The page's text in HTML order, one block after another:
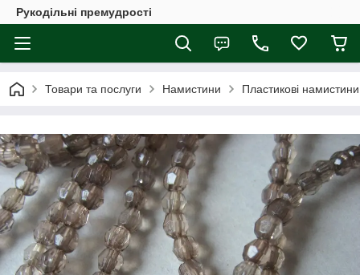
Рукодільні премудрості
Товари та послуги Намистини Пластикові намистини